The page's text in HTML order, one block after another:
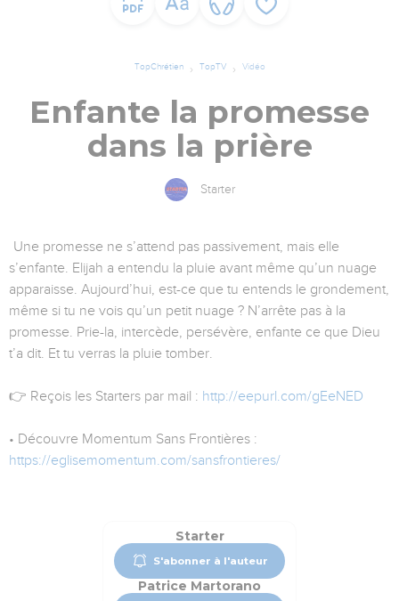
TopChrétien TopTV Vidéo
Enfante la promesse
dans la prière
Starter
Une promesse ne s’attend pas passivement, mais elle
s’enfante. Elijah a entendu la pluie avant même qu’un nuage
apparaisse. Aujourd’hui, est-ce que tu entends le grondement,
même si tu ne vois qu’un petit nuage ? N’arrête pas à la
promesse. Prie-la, intercède, persévère, enfante ce que Dieu
t’a dit. Et tu verras la pluie tomber.
👉 Reçois les Starters par mail : http://eepurl.com/gEeNED
• Découvre Momentum Sans Frontières :
https://eglisemomentum.com/sansfrontieres/
Starter
S'abonner à l'auteur
Patrice Martorano